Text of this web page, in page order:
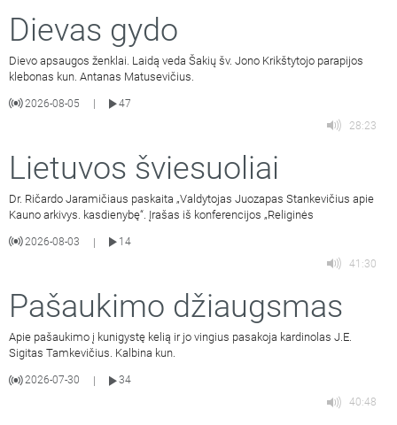
Dievas gydo
Dievo apsaugos ženklai. Laidą veda Šakių šv. Jono Krikštytojo parapijos
klebonas kun. Antanas Matusevičius.
2026-08-05
47
28:23
Lietuvos šviesuoliai
Dr. Ričardo Jaramičiaus paskaita „Valdytojas Juozapas Stankevičius apie
Kauno arkivys. kasdienybę“. Įrašas iš konferencijos „Religinės
2026-08-03 |
14
41:30
Pašaukimo džiaugsmas
Apie pašaukimo į kunigystę kelią ir jo vingius pasakoja kardinolas J.E.
Sigitas Tamkevičius. Kalbina kun.
2026-07-30
34
40:48